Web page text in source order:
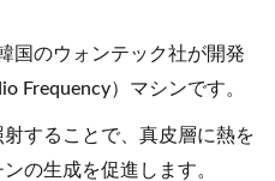
国のウォンテック社が開発
Frequency）マシンです。
することで、真皮層に熱を
の生成を促進します。